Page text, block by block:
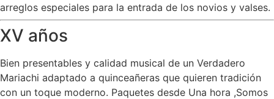
arreglos especiales para la entrada de los novios y valses.
XV años
Bien presentables y calidad musical de un Verdadero
Mariachi adaptado a quinceañeras que quieren tradición
con un toque moderno. Paquetes desde Una hora ,Somos